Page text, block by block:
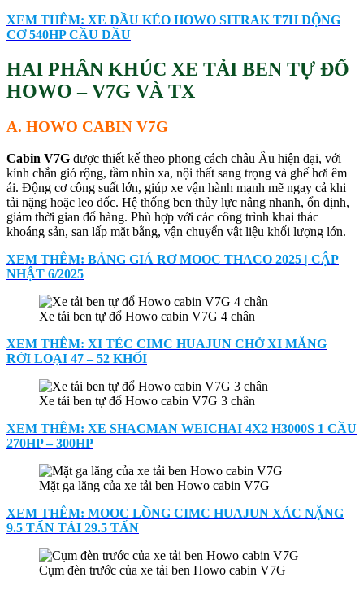
XEM THÊM: XE ĐẦU KÉO HOWO SITRAK T7H ĐỘNG
CƠ 540HP CẦU DẦU
HAI PHÂN KHÚC XE TẢI BEN TỰ ĐỔ
HOWO – V7G VÀ TX
A. HOWO CABIN V7G
Cabin V7G được thiết kế theo phong cách châu Âu hiện đại, với
kính chắn gió rộng, tầm nhìn xa, nội thất sang trọng và ghế hơi êm
ái. Động cơ công suất lớn, giúp xe vận hành mạnh mẽ ngay cả khi
tải nặng hoặc leo dốc. Hệ thống ben thủy lực nâng nhanh, ổn định,
giảm thời gian đổ hàng. Phù hợp với các công trình khai thác
khoáng sản, san lấp mặt bằng, vận chuyển vật liệu khối lượng lớn.
XEM THÊM: BẢNG GIÁ RƠ MOOC THACO 2025 | CẬP
NHẬT 6/2025
Xe tải ben tự đổ Howo cabin V7G 4 chân
XEM THÊM: XI TÉC CIMC HUAJUN CHỞ XI MĂNG
RỜI LOẠI 47 – 52 KHỐI
Xe tải ben tự đổ Howo cabin V7G 3 chân
XEM THÊM: XE SHACMAN WEICHAI 4X2 H3000S 1 CẦU
270HP – 300HP
Mặt ga lăng của xe tải ben Howo cabin V7G
XEM THÊM: MOOC LỒNG CIMC HUAJUN XÁC NẶNG
9.5 TẤN TẢI 29.5 TẤN
Cụm đèn trước của xe tải ben Howo cabin V7G